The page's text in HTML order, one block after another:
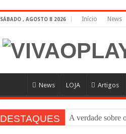
SÁBADO , AGOSTO 8 2026 Início News
News LOJA Artigos
DESTAQUES A verdade sobre